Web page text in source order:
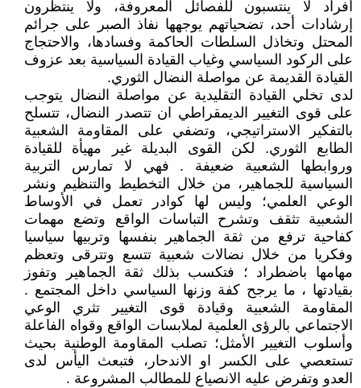
أفراد لا ينتسبون للفصائل المعروفة، ولا ينتظرون
إرشادات أحد، تضحياتهم يوجهها نفاذ الصبر على جرائم
المحتل وتخاذل السلطات الحاكمة وفسادها، والاحتجاج
على الركود السياسي وغياب القيادة السياسية بعد عزوف
القيادة القديمة عن مواصلة النضال الثوري.
لدى تخلي القيادة التقليدية عن مواصلة النضال يتوجب
على قوى التغيير الديمقراطي ان تتصدر النضال، تتسلح
بالتفكير الاستراتيجي، وتضفي على المقاومة الشعبية
الطابع الثوري. لكن القوى البديلة غير مهيأة للقيادة
وروابطها الشعبية ضعيفة . فهي لا تمارس التربية
السياسية للجماهير، من خلال التخطيط والتنظيم ونشر
الوعي العلمي؛ وليس لها كوادر تعمل في الأوساط
الشعبية تثقف وتشرح التباسات الواقع وتضع مهمات
كفاحية ترفع من ثقة الجماهير بنفسها وتربيها سياسيا
وفكريا من خلال نضالات شعبية تتسع وتترقى وتعظم
مهامها باضطراد ؛ فتكسب بذلك ثقة الجماهير وتفوز
بقيادتها ، ما يرجح كفة وزنها السياسي داخل المجتمع .
المقاومة الشعبية وقيادة قوى التغيير تثري الوعي
الاجتماعي بالرؤى العلمية لملابسات الواقع وقواه الفاعلة
وأسلوب التغيير الأمثل؛ تصلب المقاومة الوطنية بحيث
تستعصي على الكسر او الاندحار، فتبعث اليأس لدى
العدو وتفرض عليه الانصياع للمطالب المشروعة .